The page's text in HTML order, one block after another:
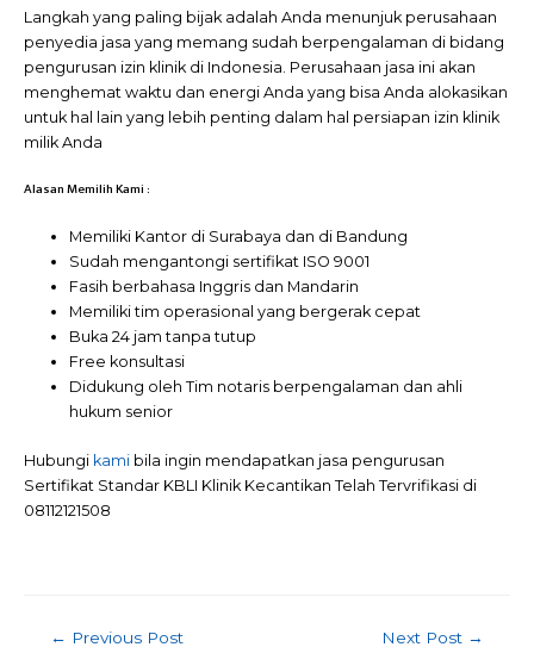
Langkah yang paling bijak adalah Anda menunjuk perusahaan
penyedia jasa yang memang sudah berpengalaman di bidang
pengurusan izin klinik di Indonesia. Perusahaan jasa ini akan
menghemat waktu dan energi Anda yang bisa Anda alokasikan
untuk hal lain yang lebih penting dalam hal persiapan izin klinik
milik Anda
Alasan Memilih Kami :
Memiliki Kantor di Surabaya dan di Bandung
Sudah mengantongi sertifikat ISO 9001
Fasih berbahasa Inggris dan Mandarin
Memiliki tim operasional yang bergerak cepat
Buka 24 jam tanpa tutup
Free konsultasi
Didukung oleh Tim notaris berpengalaman dan ahli
hukum senior
Hubungi kami bila ingin mendapatkan jasa pengurusan
Sertifikat Standar KBLI Klinik Kecantikan Telah Tervrifikasi di
08112121508
Post
← Previous Post Next Post →